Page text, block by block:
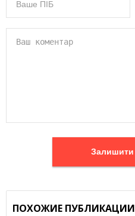
ПОХОЖИЕ ПУБЛИКАЦИИ